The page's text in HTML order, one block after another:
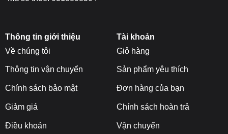
Thông tin giới thiệu
Về chúng tôi
Thông tin vận chuyển
Chính sách bảo mật
Giảm giá
Điều khoản
Tài khoản
Giỏ hàng
Sản phẩm yêu thích
Đơn hàng của bạn
Chính sách hoàn trả
Vận chuyển